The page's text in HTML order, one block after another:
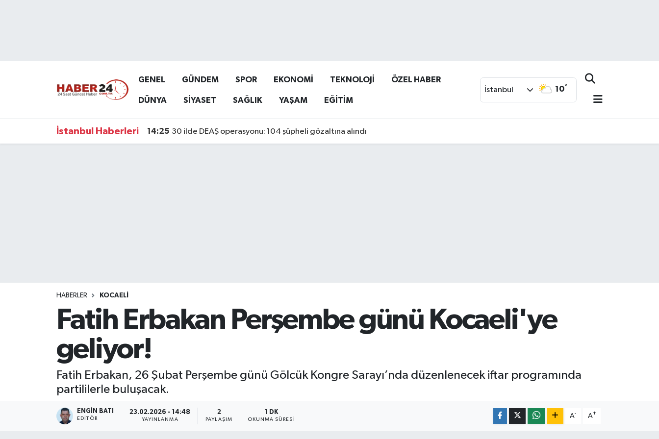
GENEL GÜNDEM SPOR EKONOMİ TEKNOLOJİ ÖZEL HABER
DÜNYA SİYASET SAĞLIK YAŞAM EĞİTİM
İstanbul 10°
İstanbul Haberleri 14:25 30 ilde DEAŞ operasyonu: 104 şüpheli gözaltına alındı
HABERLER KOCAELİ
Fatih Erbakan Perşembe günü Kocaeli'ye
geliyor!
Fatih Erbakan, 26 Şubat Perşembe günü Gölcük Kongre Sarayı’nda düzenlenecek iftar programında
partililerle buluşacak.
ENGIN BATI
EDITÖR
23.02.2026 - 14:48
YAYINLANMA
2
PAYLAŞIM
1 DK
OKUNMA SÜRESI
A- A+
Namaz Vakitleri
Süper Lig Puan Durumu ve Fikstür